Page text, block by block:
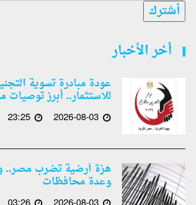
أشترك
أخر الأخبار
عودة مبادرة تسوية
للاستثمار.. أبرز توصيات
2026-08-03
23:25
هزة أرضية تضرب مصر..
وعدة محافظات